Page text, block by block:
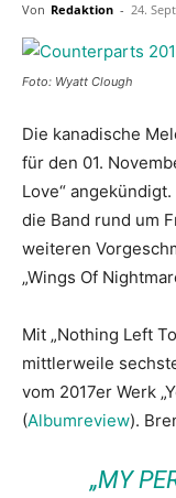
Von Redaktion - 24.
Foto: Wyatt Clough
Die kanadische
für den 01.
Love“
die Band rund um
weiteren
„Wings Of
Mit „Nothing Left
mittlerweile
vom 2017er Werk
(Albumreview).
„MY